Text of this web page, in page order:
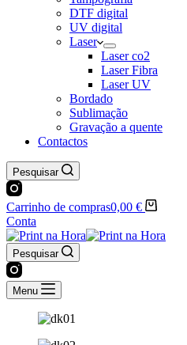
DTF digital
UV digital
Laser
Laser co2
Laser Fibra
Laser UV
Bordado
Sublimação
Gravação a quente
Contactos
Pesquisar
Carrinho de compras0,00 €
Conta
Pesquisar
Menu